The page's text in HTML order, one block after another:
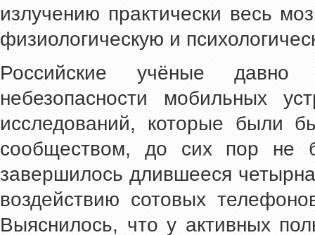
излучению практически весь
физиологическую и
Российские учёные
небезопасности мобильных
исследований, которые были
сообществом, до сих пор не
завершилось длившееся
воздействию сотовых
Выяснилось, что у активных